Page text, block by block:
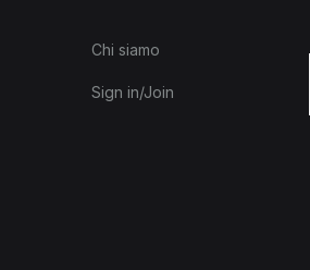
Chi siamo
Sign in/Join